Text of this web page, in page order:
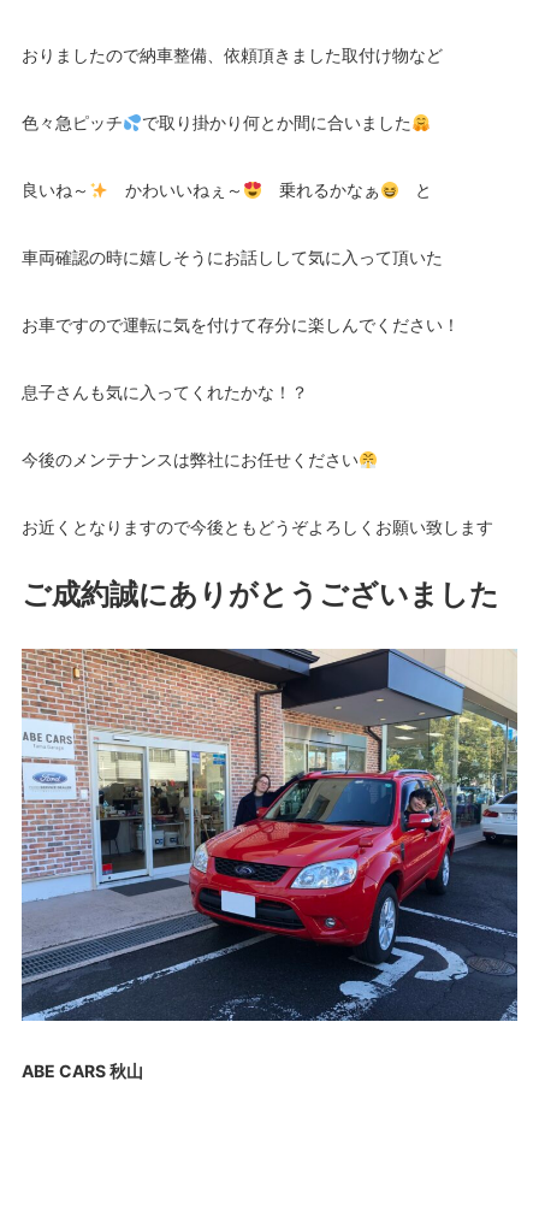
おりましたので納車整備、依頼頂きました取付け物など
色々急ピッチ で取り掛かり何とか間に合いました
良いね～ かわいいねぇ～ 乗れるかなぁ と
車両確認の時に嬉しそうにお話しして気に入って頂いた
お車ですので運転に気を付けて存分に楽しんでください！
息子さんも気に入ってくれたかな！？
今後のメンテナンスは弊社にお任せください
お近くとなりますので今後ともどうぞよろしくお願い致します
ご成約誠にありがとうございました
ABE CARS 秋山